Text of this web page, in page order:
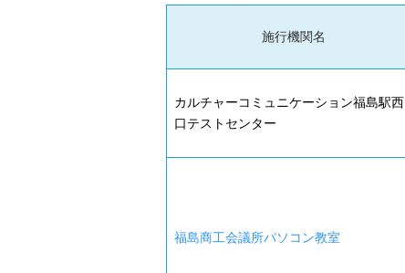
施行機関名
カルチャーコミュニケーション福島駅西
口テストセンター
福島商工会議所パソコン教室